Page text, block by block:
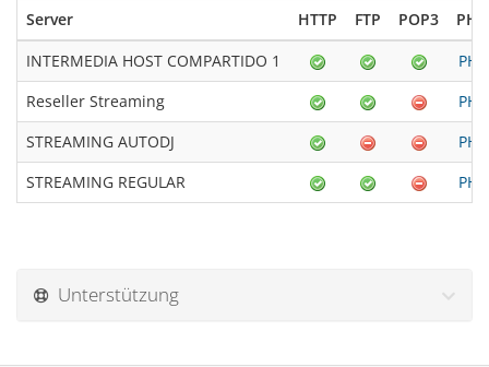
Server HTTP FTP POP3
INTERMEDIA HOST COMPARTIDO 1
Reseller Streaming
STREAMING AUTODJ
STREAMING REGULAR
Unterstützung